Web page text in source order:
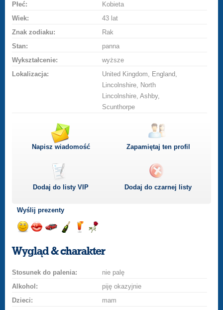
Płeć:
Kobieta
Wiek:
43 lat
Znak zodiaku:
Rak
Stan:
panna
Wykształcenie:
wyższe
Lokalizacja:
United Kingdom, England,
Lincolnshire, North
Lincolnshire, Ashby,
Scunthorpe
Napisz wiadomość Zapamiętaj ten profil
Dodaj do listyVIP Dodaj do czarnej listy
Wyślij prezenty
uśmiech
buziakasamochodem
szampana
drinka
różę
Wygląd & charakter
Stosunek do palenia:
nie palę
Alkohol:
piję okazyjnie
Dzieci:
mam